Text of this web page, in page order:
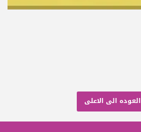
العوده الى الاعلى